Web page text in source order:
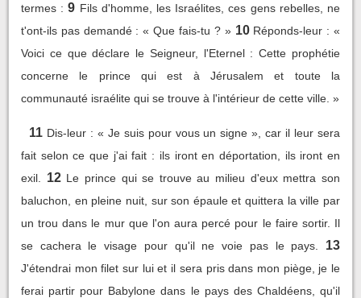
termes : 9 Fils d'homme, les Israélites, ces gens rebelles, ne
t'ont-ils pas demandé : « Que fais-tu ? » 10 Réponds-leur : «
Voici ce que déclare le Seigneur, l'Eternel : Cette prophétie
concerne le prince qui est à Jérusalem et toute la
communauté israélite qui se trouve à l'intérieur de cette ville. »
11 Dis-leur : « Je suis pour vous un signe », car il leur sera
fait selon ce que j'ai fait : ils iront en déportation, ils iront en
exil.
12 Le prince qui se trouve au milieu d'eux mettra son
baluchon, en pleine nuit, sur son épaule et quittera la ville par
un trou dans le mur que l'on aura percé pour le faire sortir. Il
se cachera le visage pour qu'il ne voie pas le pays.
13
J'étendrai mon filet sur lui et il sera pris dans mon piège, je le
ferai partir pour Babylone dans le pays des Chaldéens, qu'il